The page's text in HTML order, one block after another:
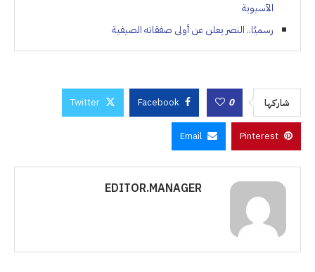
الآسيوية
رسميًا.. النصر يعلن عن أولى صفقاته الصيفية
شاركها 0
Facebook
Twitter
Pinterest
Email
EDITOR.MANAGER